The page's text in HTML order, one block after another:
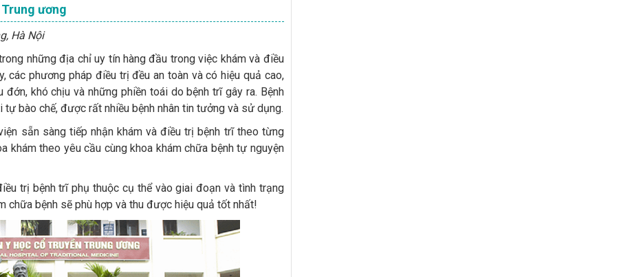
ương
Hà Nội
những địa chỉ uy tín hàng đầu trong việc khám và điều
các phương pháp điều trị đều an toàn và có hiệu quả cao,
khó chịu và những phiền toái do bệnh trĩ gây ra. Bệnh
bào chế, được rất nhiều bệnh nhân tin tưởng và sử dụng.
sẵn sàng tiếp nhận khám và điều trị bệnh trĩ theo từng
khám theo yêu cầu cùng khoa khám chữa bệnh tự nguyện
trị bệnh trĩ phụ thuộc cụ thể vào giai đoạn và tình trạng
chữa bệnh sẽ phù hợp và thu được hiệu quả tốt nhất!